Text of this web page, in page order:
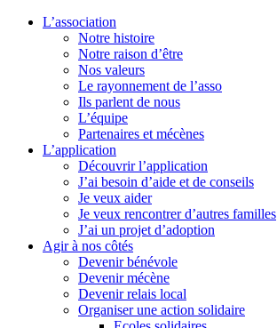
L’association
Notre histoire
Notre raison d’être
Nos valeurs
Le rayonnement de l’asso
Ils parlent de nous
L’équipe
Partenaires et mécènes
L’application
Découvrir l’application
J’ai besoin d’aide et de conseils
Je veux aider
Je veux rencontrer d’autres familles
J’ai un projet d’adoption
Agir à nos côtés
Devenir bénévole
Devenir mécène
Devenir relais local
Organiser une action solidaire